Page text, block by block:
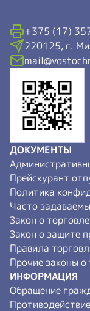
+375 (17)
220125, г.
ДОКУМЕНТЫ
Прейскурант
Политика
Часто
Закон о торговле
Закон о защите
Правила
Прочие законы о
ИНФОРМАЦИЯ
Обращение